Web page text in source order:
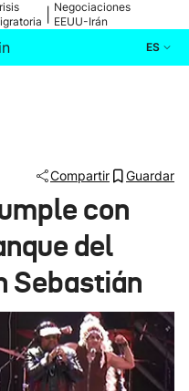
Negociaciones
EEUU-Irán
ES
Compartir Guardar
con
del
Sebastián